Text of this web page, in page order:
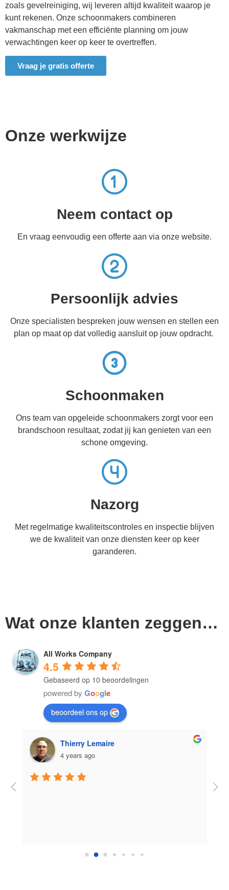
zoals gevelreiniging, wij leveren altijd kwaliteit waarop je
kunt rekenen. Onze schoonmakers combineren
vakmanschap met een efficiënte planning om jouw
verwachtingen keer op keer te overtreffen.
Vraag je gratis offerte
Onze werkwijze
Neem contact op
En vraag eenvoudig een offerte aan via onze website.
Persoonlijk advies
Onze specialisten bespreken jouw wensen en stellen een
plan op maat op dat volledig aansluit op jouw opdracht.
Schoonmaken
Ons team van opgeleide schoonmakers zorgt voor een
brandschoon resultaat, zodat jij kan genieten van een
schone omgeving.
Nazorg
Met regelmatige kwaliteitscontroles en inspectie blijven
we de kwaliteit van onze diensten keer op keer
garanderen.
Wat onze klanten zeggen…
All Works Company
4.5
Gebaseerd op 10 beoordelingen
powered by Google
beoordeel ons op
Eduardo Vidal Pinheiro
4 years ago